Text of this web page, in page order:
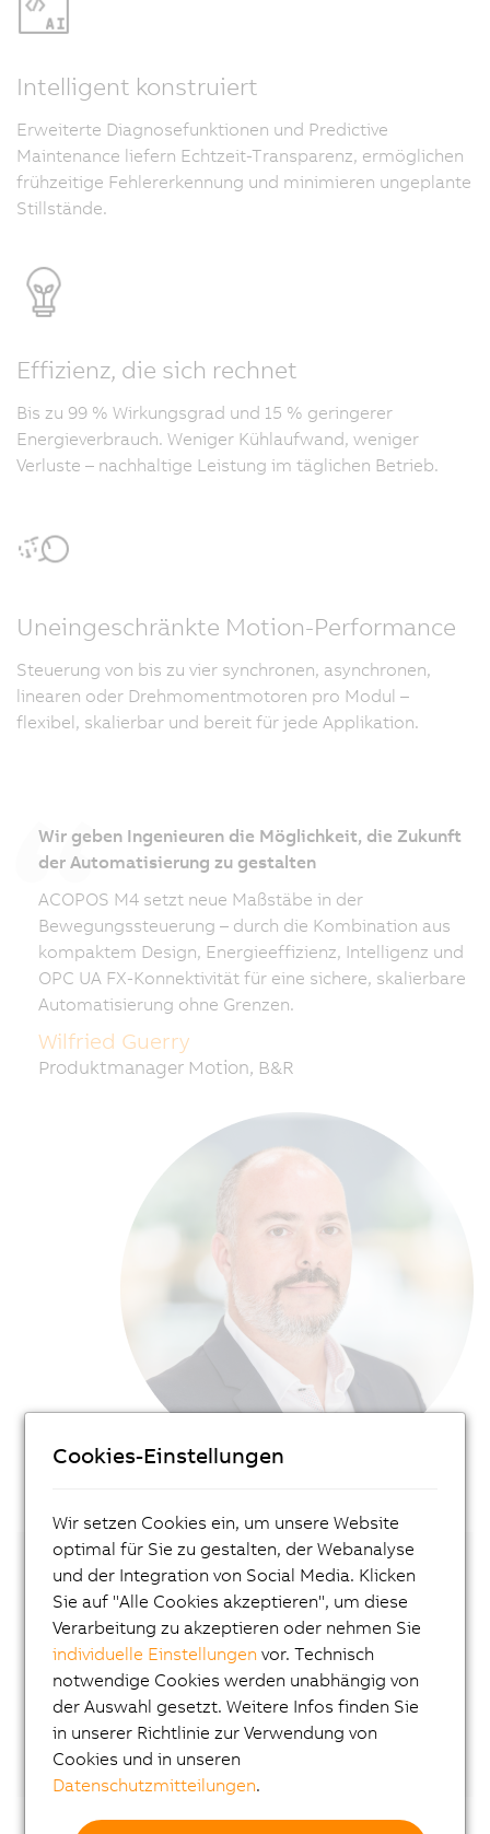
Intelligent konstruiert
Erweiterte Diagnosefunktionen und Predictive
Maintenance liefern Echtzeit-Transparenz, ermöglichen
frühzeitige Fehlererkennung und minimieren ungeplante
Stillstände.
Effizienz, die sich rechnet
Bis zu 99 % Wirkungsgrad und 15 % geringerer
Energieverbrauch. Weniger Kühlaufwand, weniger
Verluste – nachhaltige Leistung im täglichen Betrieb.
Uneingeschränkte Motion-Performance
Steuerung von bis zu vier synchronen, asynchronen,
linearen oder Drehmomentmotoren pro Modul –
flexibel, skalierbar und bereit für jede Applikation.
Wir geben Ingenieuren die Möglichkeit, die Zukunft
der Automatisierung zu gestalten
ACOPOS M4 setzt neue Maßstäbe in der
Bewegungssteuerung – durch die Kombination aus
kompaktem Design, Energieeffizienz, Intelligenz und
OPC UA FX-Konnektivität für eine sichere, skalierbare
Automatisierung ohne Grenzen.
Wilfried Guerry
Produktmanager Motion, B&R
Nehmen Sie Kontakt mit unserem lokalen
Experten auf!
Kontakt
Oder vernetzen Sie sich direkt mit Wilfried
Guerryauf LinkedIn.
Cookies-Einstellungen
Wir setzen Cookies ein, um unsere Website
optimal für Sie zu gestalten, der Webanalyse
und der Integration von Social Media. Klicken
Sie auf "Alle Cookies akzeptieren", um diese
Verarbeitung zu akzeptieren oder nehmen Sie
individuelle Einstellungen vor. Technisch
notwendige Cookies werden unabhängig von
der Auswahl gesetzt. Weitere Infos finden Sie
in unserer Richtlinie zur Verwendung von
Cookies und in unseren
Datenschutzmitteilungen.